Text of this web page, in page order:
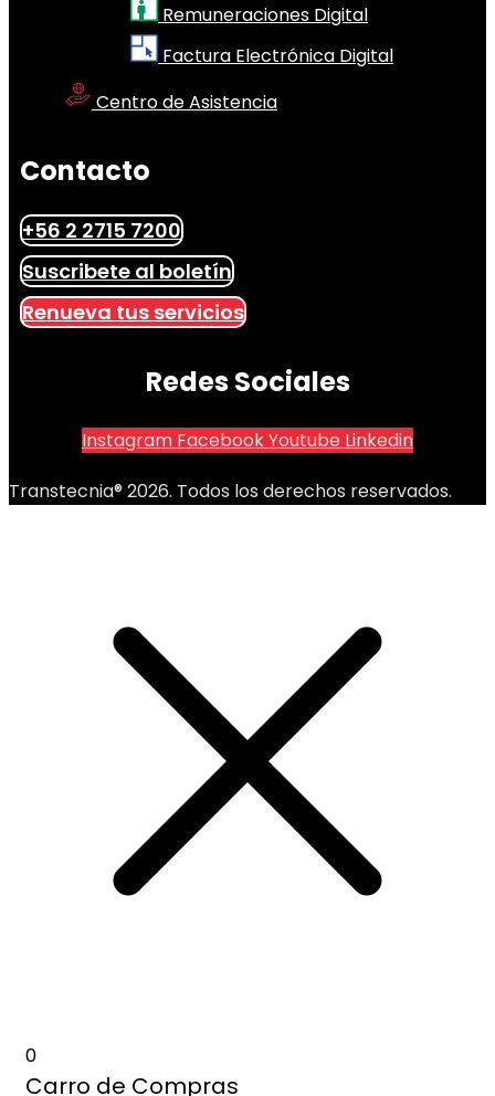
Remuneraciones Digital
Factura Electrónica Digital
Centro de Asistencia
Contacto
+56 2 2715 7200
Suscribete al boletín
Renueva tus servicios
Redes Sociales
Instagram FacebookYoutube Linkedin
Transtecnia® 2026. Todos los derechos reservados.
0
Carro de Compras